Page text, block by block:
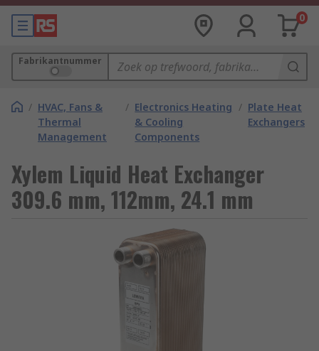
0
Fabrikantnummer
/ HVAC, Fans &
Thermal
Management
/ Electronics Heating
& Cooling
Components
/ Plate Heat
Exchangers
Xylem Liquid Heat Exchanger
309.6 mm, 112mm, 24.1 mm